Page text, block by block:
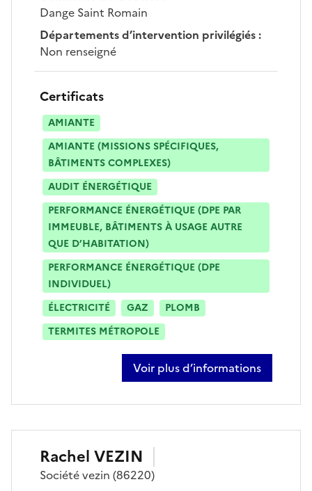
Dange Saint Romain
Départements d’intervention privilégiés:
Non renseigné
Certificats
AMIANTE
AMIANTE (MISSIONS SPÉCIFIQUES,
BÂTIMENTS COMPLEXES)
AUDIT ÉNERGÉTIQUE
PERFORMANCE ÉNERGÉTIQUE (DPE PAR
IMMEUBLE, BÂTIMENTS À USAGE AUTRE
QUE D’HABITATION)
PERFORMANCE ÉNERGÉTIQUE (DPE
INDIVIDUEL)
ÉLECTRICITÉ
GAZ
PLOMB
TERMITES MÉTROPOLE
Voir plus d’informations
sur eric laulergue
Rachel VEZIN
Sociétévezin (86220)